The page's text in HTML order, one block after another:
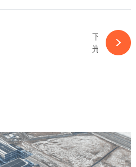
下一篇
光伏设备行业2024年报&2025一季报总结-ky体育APP官网下载